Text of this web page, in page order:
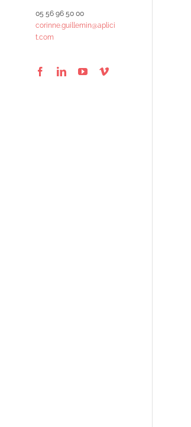
05 56 96 50 00
corinne.guillemin@aplici
t.com
FacebookLinkedInYouTubeVimeo